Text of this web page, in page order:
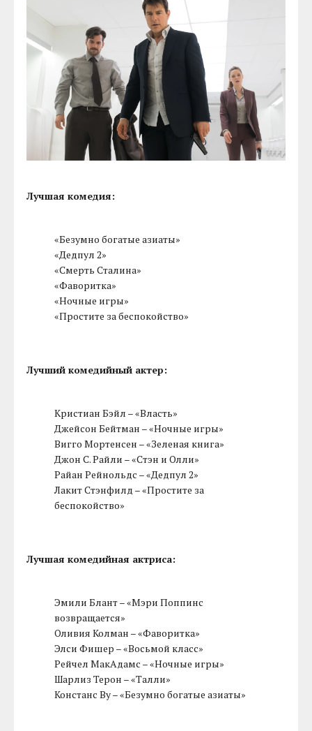
Лучшая комедия:
«Безумно богатые азиаты»
«Дедпул 2»
«Смерть Сталина»
«Фаворитка»
«Ночные игры»
«Простите за беспокойство»
Лучший комедийный актер:
Кристиан Бэйл – «Власть»
Джейсон Бейтман – «Ночные игры»
Вигго Мортенсен – «Зеленая книга»
Джон С. Райли – «Стэн и Олли»
Райан Рейнольдс – «Дедпул 2»
Лакит Стэнфилд – «Простите за
беспокойство»
Лучшая комедийная актриса:
Эмили Блант – «Мэри Поппинс
возвращается»
Оливия Колман – «Фаворитка»
Элси Фишер – «Восьмой класс»
Рейчел МакАдамс – «Ночные игры»
Шарлиз Терон – «Талли»
Констанс Ву – «Безумно богатые азиаты»